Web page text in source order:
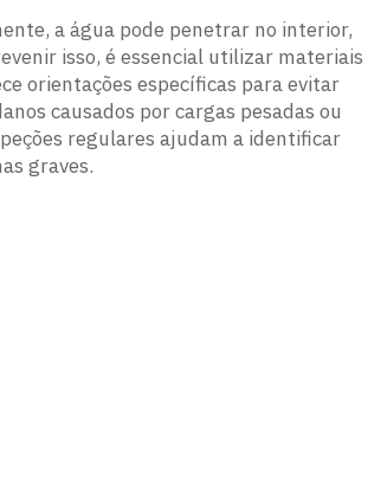
a água pode penetrar no interior,
isso, é essencial utilizar materiais
orientações específicas para evitar
causados por cargas pesadas ou
regulares ajudam a identificar
graves.